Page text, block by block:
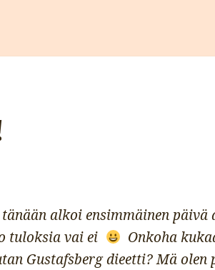
alkoi ensimmäinen päivä
tuloksia vai ei
Onkoha
Gustafsberg dieetti? Mä olen